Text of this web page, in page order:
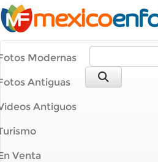
Modernas
Antiguas
Antiguos
Venta